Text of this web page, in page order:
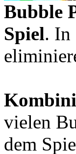
Bubble
Spiel. In
vielen
dem